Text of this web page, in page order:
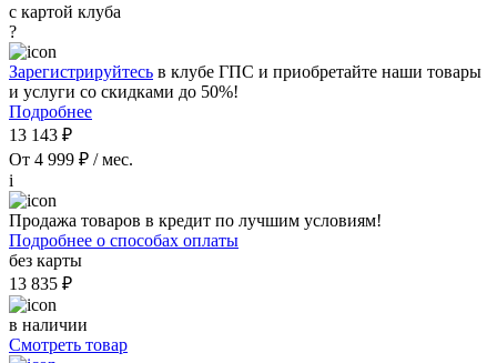
с картой клуба
?
Зарегистрируйтесь в клубе ГПС и приобретайте наши товары
и услуги со скидками до 50%!
Подробнее
13 143 ₽
От 4 999 ₽ / мес.
i
Продажа товаров в кредит по лучшим условиям!
Подробнее о способах оплаты
без карты
13 835 ₽
в наличии
Смотреть товар